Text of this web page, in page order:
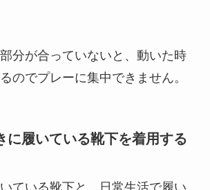
分が合っていないと、動いた時
のでプレーに集中できません。
に履いている靴下を着用する
ている靴下と、日常生活で履い